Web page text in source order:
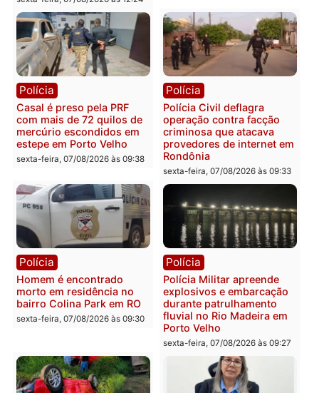
Marcos Rogério apresenta
Plano de Governo com
228 projetos, metas
públicas e
acompanhamento de
resultados
sexta-feira, 07/08/2026 às 18:49
Evanildo pode ser o
primeiro pastor de
Rondônia na Câmara
Federal
sexta-feira, 07/08/2026 às
Polícia
2 MILHÕES – Unnesa
apresenta documentos
que comprovam
transparência e legalidade
na operação alvo da PF
sexta-feira, 07/08/2026 às 12:24
Polícia Federal apreende
400 quilos de drogas e
prende motorista em RO
sexta-feira, 07/08/2026 às
Polícia Polícia